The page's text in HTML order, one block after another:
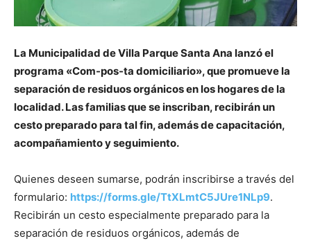
La Municipalidad de Villa Parque Santa Ana lanzó el
programa «Com-pos-ta domiciliario», que promueve la
separación de residuos orgánicos en los hogares de la
localidad. Las familias que se inscriban, recibirán un
cesto preparado para tal fin, además de capacitación,
acompañamiento y seguimiento.
Quienes deseen sumarse, podrán inscribirse a través del
formulario: https://forms.gle/TtXLmtC5JUre1NLp9.
Recibirán un cesto especialmente preparado para la
separación de residuos orgánicos, además de